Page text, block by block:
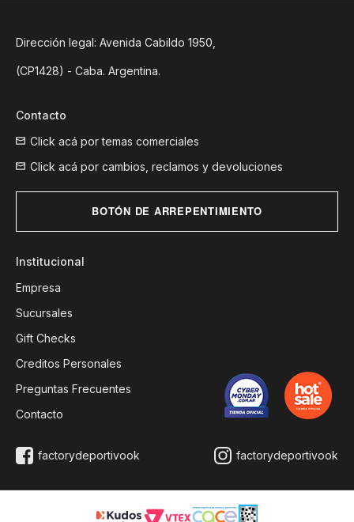
Dirección legal: Avenida Cabildo 1950,
(CP1428) - Caba. Argentina.
Institucional
Empresa
Sucursales
Gift Checks
Creditos Personales
Preguntas Frecuentes
Contacto
Contacto
Click acá por temas comerciales
Click acá por cambios, reclamos y devoluciones
BOTÓN DE ARREPENTIMIENTO
factorydeportivook factorydeportivook